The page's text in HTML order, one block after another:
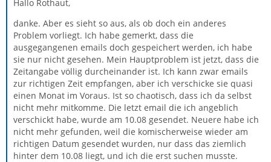
Hallo Rothaut,
danke. Aber es sieht so aus, als ob doch ein anderes
Problem vorliegt. Ich habe gemerkt, dass die
ausgegangenen emails doch gespeichert werden, ich habe
sie nur nicht gesehen. Mein Hauptproblem ist jetzt, dass die
Zeitangabe völlig durcheinander ist. Ich kann zwar emails
zur richtigen Zeit empfangen, aber ich verschicke sie quasi
einen Monat im Voraus. Ist so chaotisch, dass ich da selbst
nicht mehr mitkomme. Die letzt email die ich angeblich
verschickt habe, wurde am 10.08 gesendet. Neuere habe ich
nicht mehr gefunden, weil die komischerweise wieder am
richtigen Datum gesendet wurden, nur dass das ziemlich
hinter dem 10.08 liegt, und ich die erst suchen musste.